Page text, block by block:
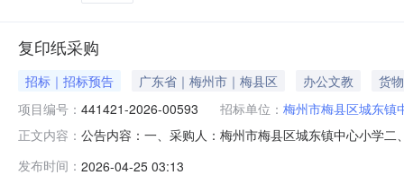
复印纸采购
招标｜招标预告 广东省｜梅州市｜梅县区 办公文教
货物
项目编号： 441421-2026-00593 招标单位： 梅州市梅县区城东镇
正文内容： 公告内容：一、采购人：梅州市梅县区城东镇中心小学
发布时间： 2026-04-25 03:13